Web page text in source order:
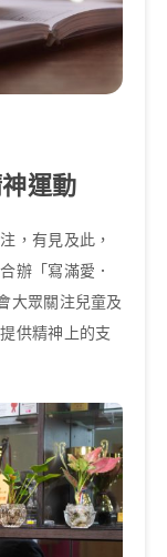
運動
，有見及此，
辦「寫滿愛．
大眾關注兒童及
供精神上的支